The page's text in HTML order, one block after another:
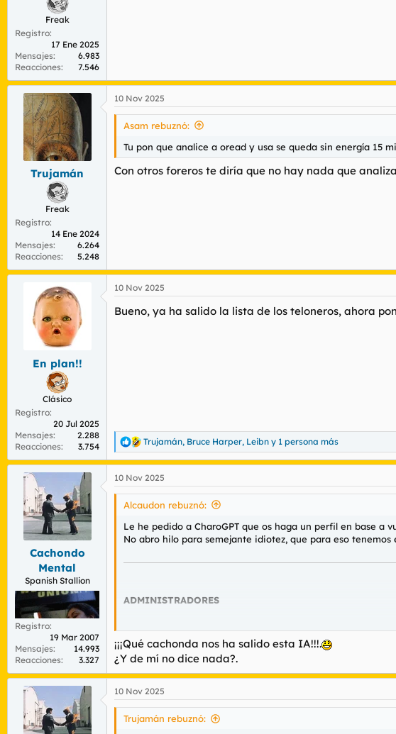
Freak
Registro
17 Ene 2025
Mensajes
6.983
Reacciones
7.546
Trujamán
Freak
Registro
14 Ene 2024
Mensajes
6.264
Reacciones
5.248
10 Nov 2025
Asam rebuznó:
Tu pon que analice a oread y usa se queda sin energía 15
Con otros foreros te diría que no hay nada que
En plan!!
Clásico
Registro
20 Jul 2025
Mensajes
2.288
Reacciones
3.754
10 Nov 2025
Bueno, ya ha salido la lista de los teloneros, ahora
R
e
a
c
c
Trujamán, Bruce Harper, Leibn y 1 persona más
Cachondo
Mental
Spanish Stallion
Registro
19 Mar 2007
Mensajes
14.993
Reacciones
3.327
10 Nov 2025
Alcaudon rebuznó:
Le he pedido a CharoGPT que os haga un perfil en base a
No abro hilo para semejante idiotez, que para eso tenemos
ADMINISTRADORES
– Tiene el síndrome del Excel personificado.
por y para el “orden”, pero no sabe lo que es ordenar su
@mundele– Este cabrón lleva tanto en el foro que tiene
mirando el humo con nostalgia. Tiene pinta de haber visto
MODERADORES
¡¡¡Qué cachonda nos ha salido esta IA!!!.
¿Y de mí no dice nada?.
10 Nov 2025
Trujamán rebuznó: